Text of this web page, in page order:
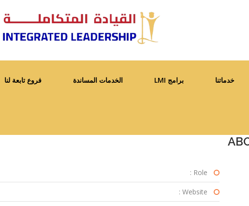
خدماتنا برامج LMI الخدمات المساندة فروع تابعة لنا
Role :
Website :